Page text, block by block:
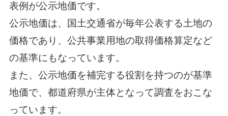
表例が公示地価です。
公示地価は、国土交通省が毎年公表する土地の
価格であり、公共事業用地の取得価格算定など
の基準にもなっています。
また、公示地価を補完する役割を持つのが基準
地価で、都道府県が主体となって調査をおこな
っています。